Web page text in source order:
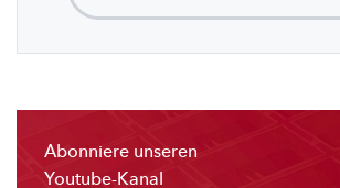
Abonniere unseren
Youtube-Kanal